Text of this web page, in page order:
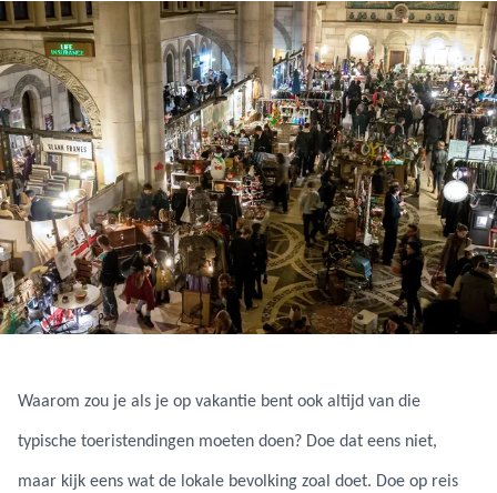
Waarom zou je als je op vakantie bent ook altijd van die
typische toeristendingen moeten doen? Doe dat eens niet,
maar kijk eens wat de lokale bevolking zoal doet. Doe op reis